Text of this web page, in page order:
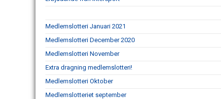
Medlemslotteri Januari 2021
Medlemslotteri December 2020
Medlemslotteri November
Extra dragning medlemslotteri!
Medlemslotteri Oktober
Medlemslotteriet september